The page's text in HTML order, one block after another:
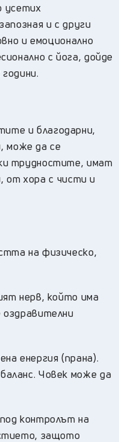
усетих
и с други
и емоционално
с йога, дойде
и благодарни,
може да се
трудностите, имат
от хора с чисти и
на физическо,
нерв, който има
енергия (прана).
Човек може да
контролът на
защото